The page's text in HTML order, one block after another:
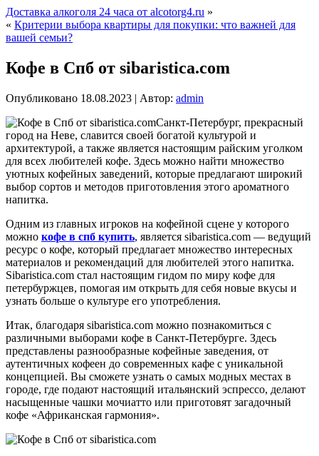
Доставка алкоголя 24 часа от alcotorg4.ru »
« Критерии выбора квартиры для покупки: что важней для
вашей семьи?
Кофе в Спб от sibaristica.com
Опубликовано 18.08.2023 | Автор: admin
Санкт-Петербург, прекрасный
город на Неве, славится своей богатой культурой и
архитектурой, а также является настоящим райским уголком
для всех любителей кофе. Здесь можно найти множество
уютных кофейных заведений, которые предлагают широкий
выбор сортов и методов приготовления этого ароматного
напитка.
Одним из главных игроков на кофейной сцене у которого
можно кофе в спб купить, является sibaristica.com — ведущий
ресурс о кофе, который предлагает множество интересных
материалов и рекомендаций для любителей этого напитка.
Sibaristica.com стал настоящим гидом по миру кофе для
петербуржцев, помогая им открыть для себя новые вкусы и
узнать больше о культуре его употребления.
Итак, благодаря sibaristica.com можно познакомиться с
различными выборами кофе в Санкт-Петербурге. Здесь
представлены разнообразные кофейные заведения, от
аутентичных кофеен до современных кафе с уникальной
концепцией. Вы сможете узнать о самых модных местах в
городе, где подают настоящий итальянский эспрессо, делают
насыщенные чашки мочиатто или приготовят загадочный
кофе «Африканская гармония».